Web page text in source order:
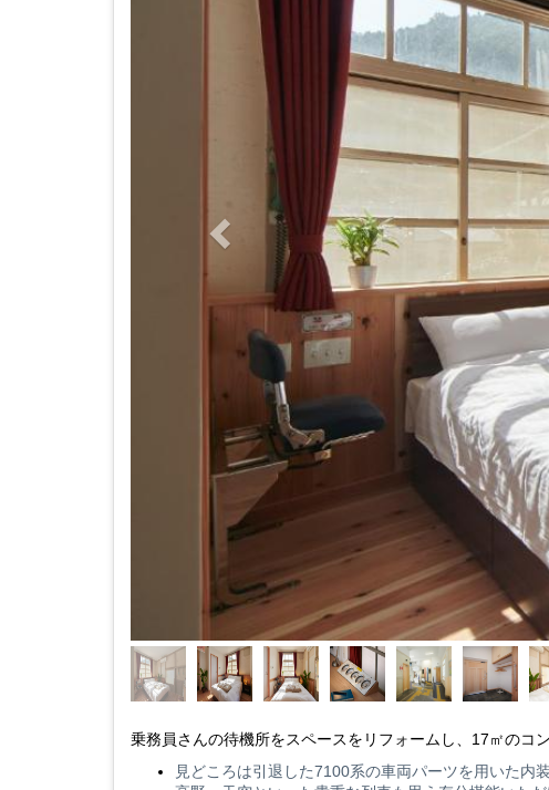
乗務員さんの待機所をスペースをリフォームし、17㎡のコ
見どころは引退した7100系の車両パーツを用いた内